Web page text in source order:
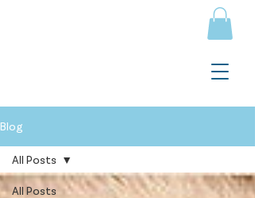
Blog
All Posts
All Posts